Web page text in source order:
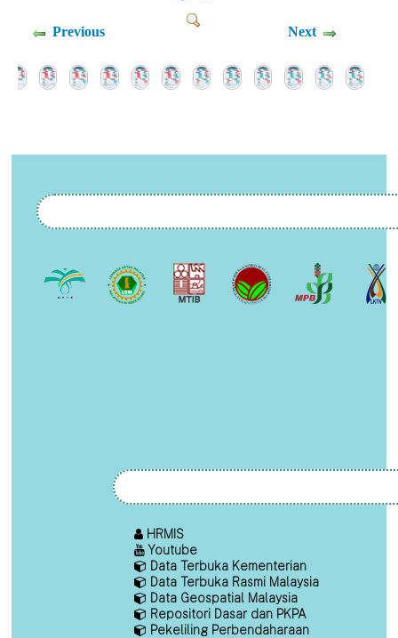
Previous Next
HRMIS
Youtube
Data Terbuka Kementerian
Data Terbuka Rasmi Malaysia
Data Geospatial Malaysia
Repositori Dasar dan PKPA
Pekeliling Perbendaharaan